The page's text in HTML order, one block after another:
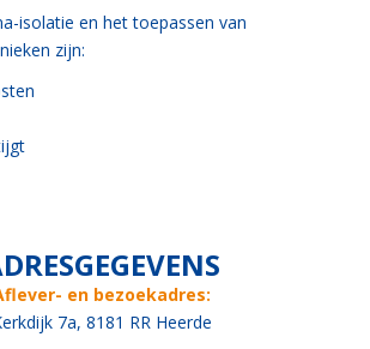
isolatie en het toepassen van
zijn:
en bezoekadres:
7a, 8181 RR Heerde